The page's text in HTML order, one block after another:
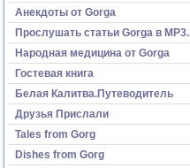
Анекдоты от Gorga
Прослушать статьи Gorga в МР3.
Народная медицина от Gorga
Гостевая книга
Белая Калитва.Путеводитель
Друзья Прислали
Tales from Gorg
Dishes from Gorg